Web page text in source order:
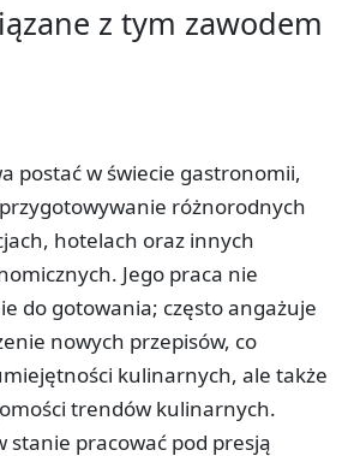
z tym zawodem
postać w świecie gastronomii,
różnorodnych
hotelach oraz innych
Jego praca nie
do gotowania; często angażuje
nowych przepisów, co
kulinarnych, ale także
trendów kulinarnych.
stanie pracować pod presją